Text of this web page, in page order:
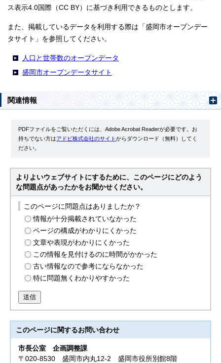
ス表示4.0国際（CC BY）に基づき利用できるものとします。
また、掲載しているデータを利用する際は「盛岡市オープンデー
タサイト」を参照してください。
人口と世帯数のオープンデータ
盛岡市オープンデータサイト
関連情報
PDFファイルをご覧いただくには、Adobe Acrobat Readerが必要です。お
持ちでない方はアドビ株式会社のサイトからダウンロード（無料）してく
ださい。
よりよいウェブサイトにするために、このページにどのよう
な問題点があったかをお聞かせください。
このページに問題点はありましたか？
情報が十分掲載されていなかった
ページの構成がわかりにくかった
文章や表現がわかりにくかった
この情報を見付けるのに時間がかかった
古い情報なので参考にならなかった
特に問題無くわかりやすかった
送信
このページに関するお問い合わせ
市長公室企画調整課
〒020-8530 盛岡市内丸12-2 盛岡市役所別館8階